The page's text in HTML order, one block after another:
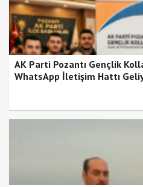
AK Parti Pozantı Gençlik
WhatsApp İletişim Hattı